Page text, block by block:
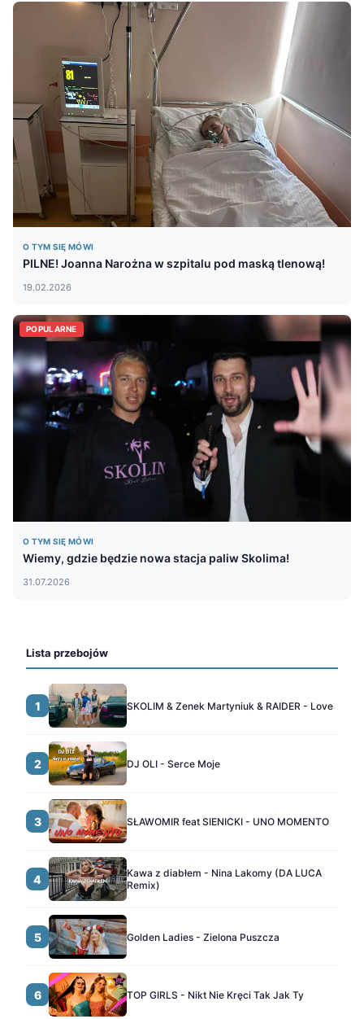
O TYM SIĘ MÓWI
PILNE! Joanna Narożna w szpitalu pod maską tlenową!
19.02.2026
POPULARNE
O TYM SIĘ MÓWI
Wiemy, gdzie będzie nowa stacja paliw Skolima!
31.07.2026
Lista przebojów
1 SKOLIM & Zenek Martyniuk & RAIDER - Love
2 DJ OLI - Serce Moje
3 SŁAWOMIR feat SIENICKI - UNO MOMENTO
4
Kawa z diabłem - Nina Lakomy (DA LUCA
Remix)
5 Golden Ladies - Zielona Puszcza
6 TOP GIRLS - Nikt Nie Kręci Tak Jak Ty